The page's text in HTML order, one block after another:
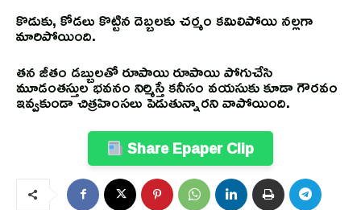
కొడుకు, కోడలు కొట్టిన దెబ్బలకు చర్మం కమిలిపోయి నల్లగా
మారిపోయింది.
తన జీతం డబ్బులతో రూపాయి రూపాయి పోగుచేసి
మూడంతస్తుల భవనం నిర్మిస్తే కనీసం వయసుకు కూడా గౌరవం
ఇవ్వకుండా చిత్రహింసలు పెడుతున్నారని వాపోయింది.
Share Epaper Clip